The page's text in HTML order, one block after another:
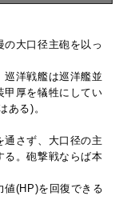
大口径主砲を以っ
巡洋戦艦は巡洋艦並
甲厚を犠牲にしてい
ある)。
通さず、大口径の主
る。砲撃戦ならば本
値(HP)を回復できる